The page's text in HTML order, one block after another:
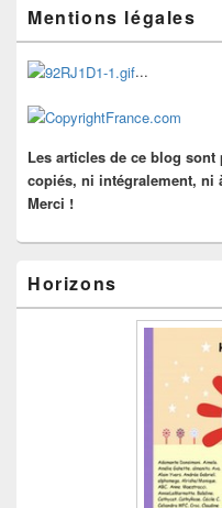
articles
principale
de
widget
pour
barre
Mentions légales
...
Les articles de ce blog sont
copiés, ni intégralement, ni
Merci !
Horizons